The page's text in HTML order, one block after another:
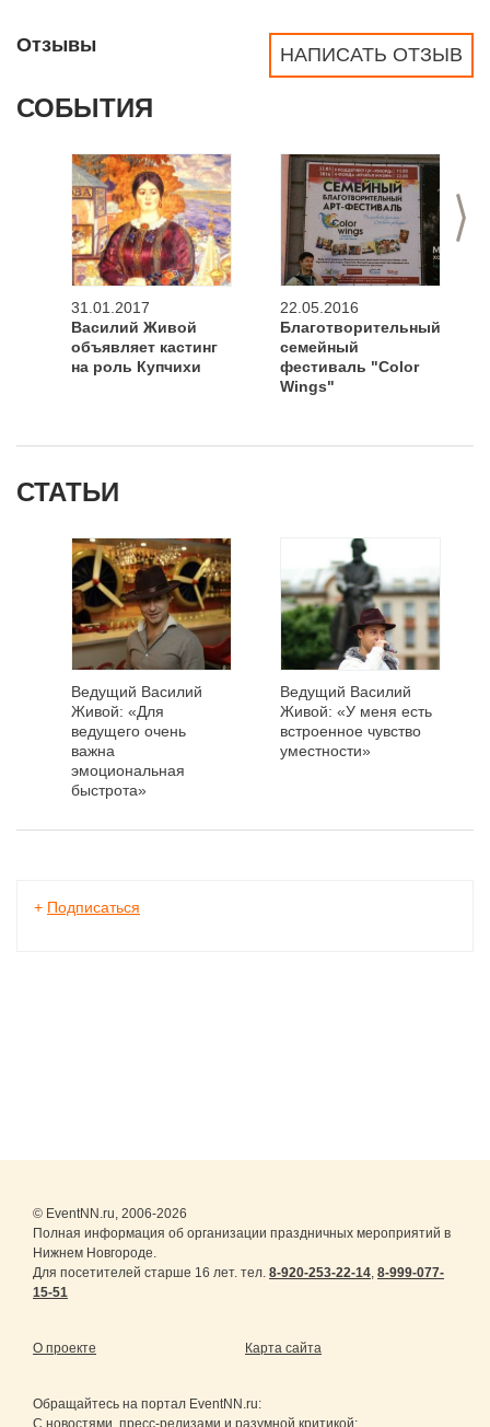
НАПИСАТЬ ОТЗЫВ
Отзывы
СОБЫТИЯ
>
31.01.2017
Василий Живой
объявляет кастинг
на роль Купчихи
22.05.2016
Благотворительный
семейный
фестиваль "Color
Wings"
СТАТЬИ
Ведущий Василий
Живой: «Для
ведущего очень
важна
эмоциональная
быстрота»
Ведущий Василий
Живой: «У меня есть
встроенное чувство
уместности»
+ Подписаться
© EventNN.ru, 2006-2026
Полная информация об организации праздничных мероприятий в
Нижнем Новгороде.
Для посетителей старше 16 лет. тел. 8-920-253-22-14, 8-999-077-
15-51
О проекте Карта сайта
Обращайтесь на портал EventNN.ru:
С новостями, пресс-релизами и разумной критикой: